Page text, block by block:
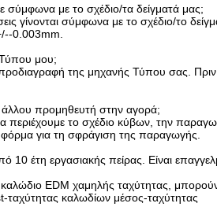
σύμφωνα με το σχέδιο/τα δείγματά μας;
γίνονται σύμφωνα με το σχέδιο/το
0.003mm.
Τύπου μου;
της μηχανής Τύπου σας.
άλλου προμηθευτή στην αγορά;
περιέχουμε το σχέδιο κύβων, την
για τη σφράγιση της παραγωγής.
10 έτη εργασιακής πείρας. Είναι
EDM χαμηλής ταχύτητας,
καλωδίων μέσος-ταχύτητας